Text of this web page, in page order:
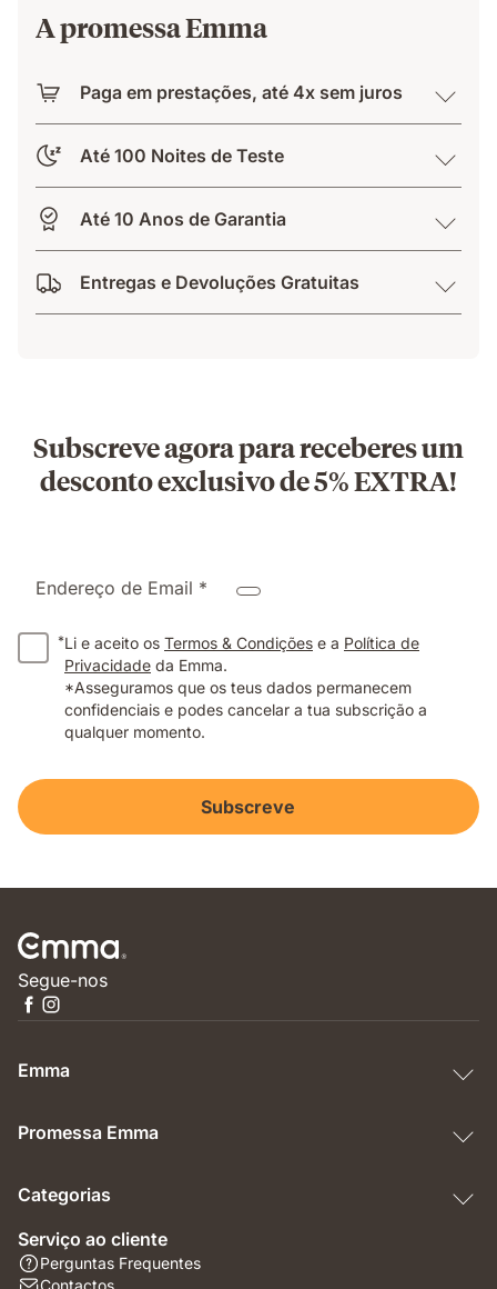
A promessa Emma
Paga em prestações, até 4x sem juros
Até 100 Noites de Teste
Até 10 Anos de Garantia
Entregas e Devoluções Gratuitas
Subscreve agora para receberes um
desconto exclusivo de 5% EXTRA!
Endereço de Email *
*Li e aceito os Termos & Condições e a Política de
Privacidade da Emma.
*Asseguramos que os teus dados permanecem
confidenciais e podes cancelar a tua subscrição a
qualquer momento.
Subscreve
Segue-nos
Emma
Promessa Emma
Categorias
Serviço ao cliente
Perguntas Frequentes
Contactos